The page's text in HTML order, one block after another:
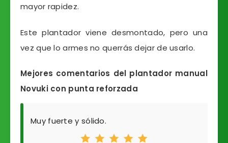
mayor rapidez.
Este plantador viene desmontado, pero una
vez que lo armes no querrás dejar de usarlo.
Mejores comentarios del plantador manual
Novuki con punta reforzada
Muy fuerte y sólido.